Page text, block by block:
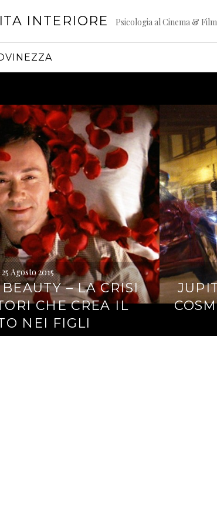
INTERIORE Psicologia al Cinema &
25 Agosto 2015
– LA CRISI
CHE CREA IL
NEI FIGLI